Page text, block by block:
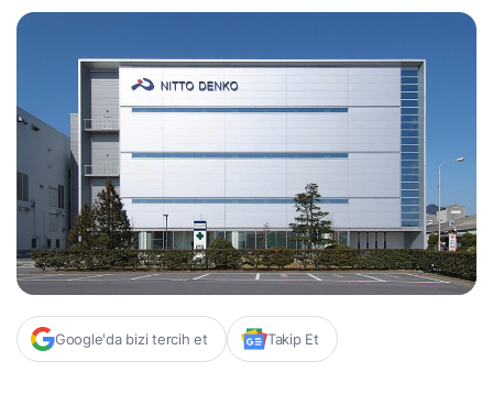
Google'da bizi tercih et Takip Et